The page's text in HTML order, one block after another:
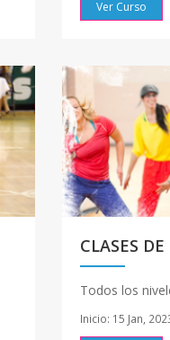
Ver Curso
CLASES
Todos los
Inicio: 15 Jan,